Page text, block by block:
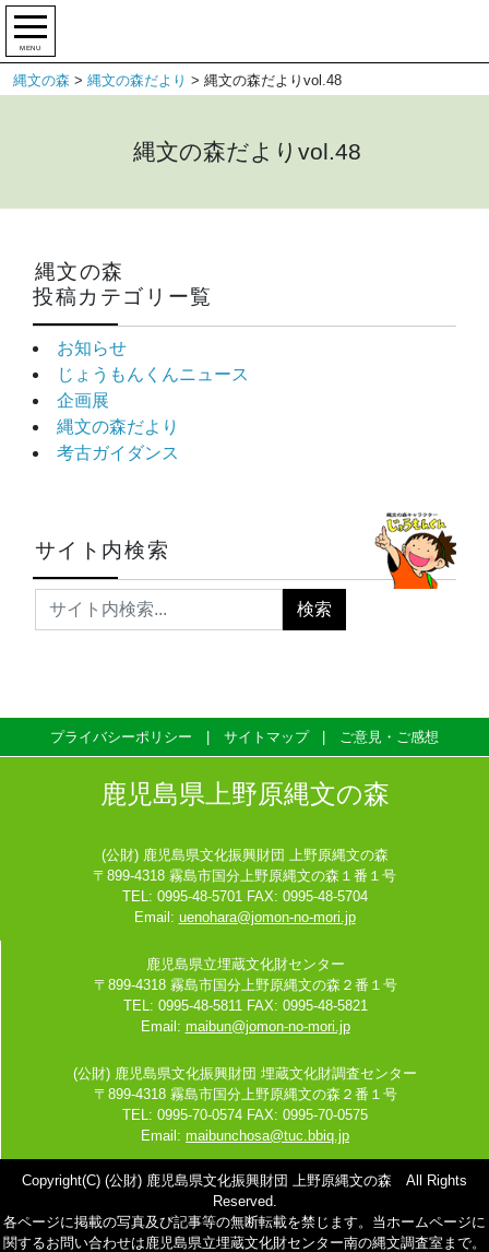
MENU
縄文の森 > 縄文の森だより > 縄文の森だよりvol.48
縄文の森だよりvol.48
縄文の森
投稿カテゴリー覧
お知らせ
じょうもんくんニュース
企画展
縄文の森だより
考古ガイダンス
サイト内検索
プライバシーポリシー サイトマップ ご意見・ご感想
鹿児島県上野原縄文の森
(公財) 鹿児島県文化振興財団 上野原縄文の森
〒899-4318 霧島市国分上野原縄文の森１番１号
TEL: 0995-48-5701 FAX: 0995-48-5704
Email: uenohara@jomon-no-mori.jp
鹿児島県立埋蔵文化財センター
〒899-4318 霧島市国分上野原縄文の森２番１号
TEL: 0995-48-5811 FAX: 0995-48-5821
Email: maibun@jomon-no-mori.jp
(公財) 鹿児島県文化振興財団 埋蔵文化財調査センター
〒899-4318 霧島市国分上野原縄文の森２番１号
TEL: 0995-70-0574 FAX: 0995-70-0575
Email: maibunchosa@tuc.bbiq.jp
Copyright(C) (公財) 鹿児島県文化振興財団 上野原縄文の森 All Rights
Reserved.
各ページに掲載の写真及び記事等の無断転載を禁じます。当ホームページに
関するお問い合わせは鹿児島県立埋蔵文化財センター南の縄文調査室まで。